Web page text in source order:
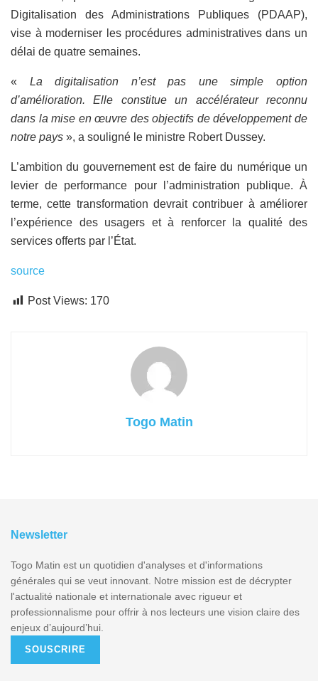
Digitalisation des Administrations Publiques (PDAAP),
vise à moderniser les procédures administratives dans un
délai de quatre semaines.
« La digitalisation n’est pas une simple option
d’amélioration. Elle constitue un accélérateur reconnu
dans la mise en œuvre des objectifs de développement de
notre pays », a souligné le ministre Robert Dussey.
L’ambition du gouvernement est de faire du numérique un
levier de performance pour l’administration publique. À
terme, cette transformation devrait contribuer à améliorer
l’expérience des usagers et à renforcer la qualité des
services offerts par l’État.
source
Post Views: 170
Togo Matin
Newsletter
Togo Matin est un quotidien d'analyses et d'informations
générales qui se veut innovant. Notre mission est de décrypter
l'actualité nationale et internationale avec rigueur et
professionnalisme pour offrir à nos lecteurs une vision claire des
enjeux d’aujourd’hui.
SOUSCRIRE